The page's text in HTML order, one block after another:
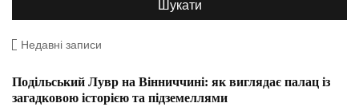
Недавні записи
Подільський Лувр на Вінниччині: як виглядає палац із
загадковою історією та підземеллями